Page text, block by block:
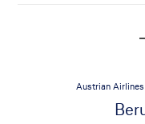
Austrian Airlines